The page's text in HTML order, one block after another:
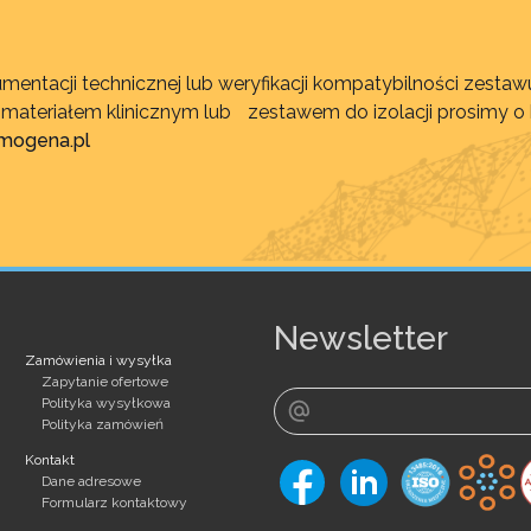
technicznej lub weryfikacji kompatybilności
klinicznym lub zestawem do izolacji prosimy
Zamówienia i wysyłka
Zapytanie ofertowe
Polityka wysyłkowa
Polityka zamówień
Kontakt
Dane adresowe
Formularz kontaktowy
Newsletter